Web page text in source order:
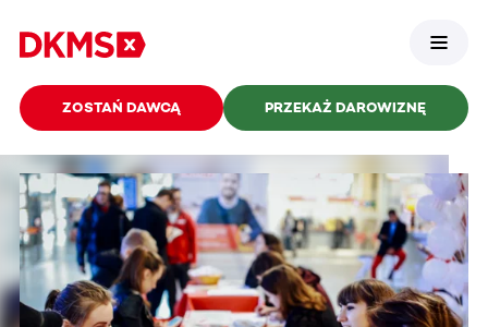
ZOSTAŃ DAWCĄ PRZEKAŻ DAROWIZNĘ